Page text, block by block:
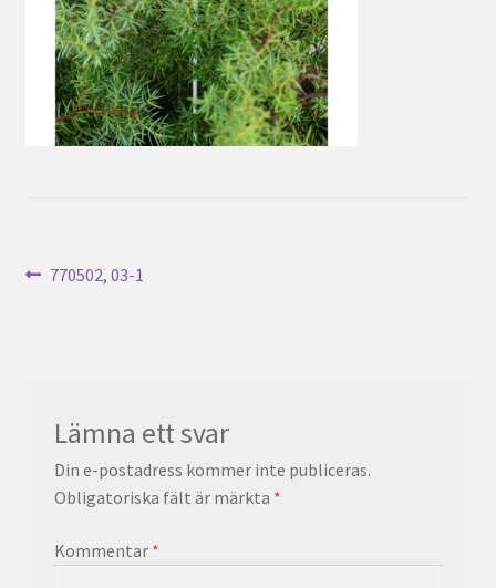
Inläggsnavigering
Föregående
770502, 03-1
Lämna ett svar
Din e-postadress kommer inte publiceras.
Obligatoriska fält är märkta *
Kommentar *